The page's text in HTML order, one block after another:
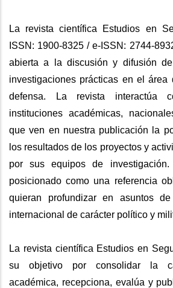
La revista científica Estudios en
ISSN: 1900-8325 / e-ISSN: 2744-
abierta a la discusión y difusión
investigaciones prácticas en el
defensa. La revista interactúa
instituciones académicas,
que ven en nuestra publicación la
los resultados de los proyectos y
por sus equipos de
posicionado como una referencia
quieran profundizar en asuntos
internacional de carácter político y
La revista científica Estudios en
su objetivo por consolidar la
académica, recepciona, evalúa y